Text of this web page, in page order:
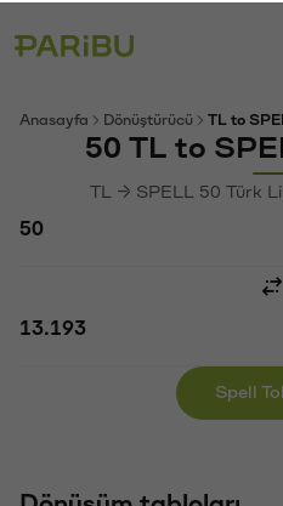
Anasayfa Dönüştürücü TL to
50 TL to
TL → SPELL 50 Türk
Spell